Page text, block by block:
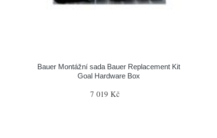
Bauer Montážní sada Bauer Replacement Kit
Goal Hardware Box
7 019 Kč